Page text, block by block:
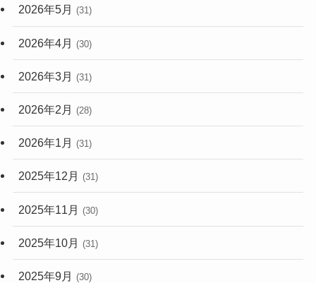
2026年5月 (31)
2026年4月 (30)
2026年3月 (31)
2026年2月 (28)
2026年1月 (31)
2025年12月 (31)
2025年11月 (30)
2025年10月 (31)
2025年9月 (30)